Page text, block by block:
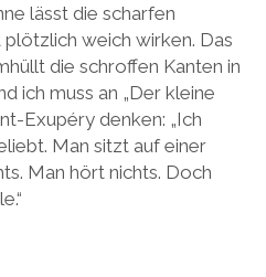
lässt die scharfen
weich wirken. Das
die schroffen Kanten in
ich muss an „Der kleine
Exupéry denken: „Ich
Man sitzt auf einer
Man hört nichts. Doch